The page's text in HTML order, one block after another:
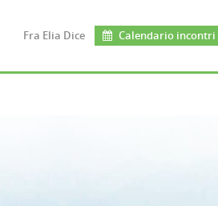
Fra Elia Dice Calendario incontri